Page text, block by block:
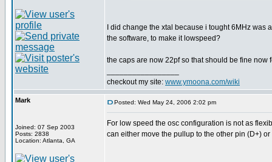
I did change the xtal because i tought 6MHz
the software, to make it lowspeed?
the caps are now 22pf so that should be fine now
checkout my site: www.ymoona.com/wiki
Mark
Joined: 07 Sep 2003
Posts: 2838
Location: Atlanta, GA
Posted: Wed May 24, 2006 2:02 pm
For low speed the osc configuration is not as
can either move the pullup to the other pin (D+)